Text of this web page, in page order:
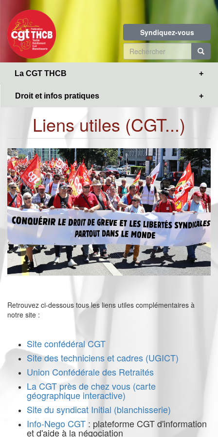
contenu
principal
Syndiquez-vous
Formulaire
de
La CGT THCB
Droit et infos pratiques
Liens utiles (CGT...)
Retrouvez ci-dessous tous les liens utiles complémentaires à
notre site :
Site confédéral CGT
Site des techniciens et cadres (UGICT)
Union Confédérale des Retraités
La CGT près de chez vous (carte
géographique interactive)
Site du syndicat Initial (blanchisserie)
Info-Nego CGT : plateforme CGT d'information
et d'aide à la négociation